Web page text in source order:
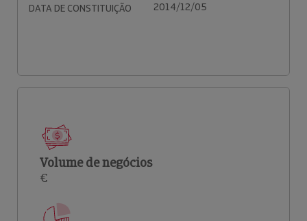
DATA DE CONSTITUIÇÃO 2014/12/05
Volume de negócios
€